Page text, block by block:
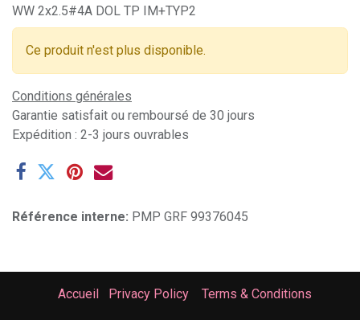
WW 2x2.5#4A DOL TP IM+TYP2
Ce produit n'est plus disponible.
Conditions générales
Garantie satisfait ou remboursé de 30 jours
Expédition : 2-3 jours ouvrables
Référence interne: PMP GRF 99376045
Accueil Privacy Policy Terms & Conditions